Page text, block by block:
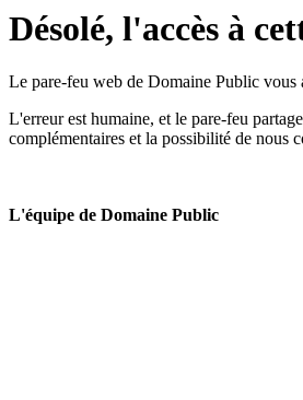
Désolé, l'accès à
Le pare-feu web de Domaine Public vous
L'erreur est humaine, et le pare-feu
complémentaires et la possibilité de nous
L'équipe de Domaine Public